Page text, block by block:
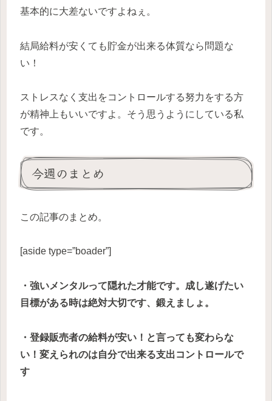
基本的に大差ないですよねぇ。
結局給料が安くても貯金が出来る体質なら問題な
い！
ストレスなく支出をコントロールする努力をする方
が精神上もいいですよ。そう思うようにしている私
です。
今週のまとめ
この記事のまとめ。
[aside type=”boader”]
・強いメンタルって隠れた才能です。成し遂げたい
目標がある時は絶対大切です、鍛えましょ。
・登録販売者の給料が安い！と言っても変わらな
い！変えられのは自分で出来る支出コントロールで
す